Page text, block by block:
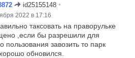
id25155148 •
2022 в 17:16
таксовать на праворульке
,если бы разрешили для
пользования завозить то парк
обновился.